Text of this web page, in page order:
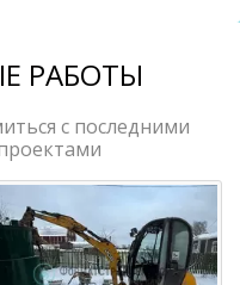
РАБОТЫ
с последними